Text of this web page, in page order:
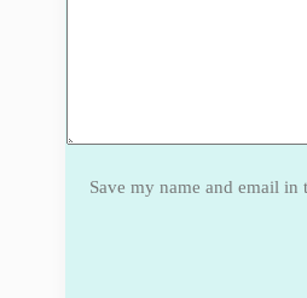
Save my name and email